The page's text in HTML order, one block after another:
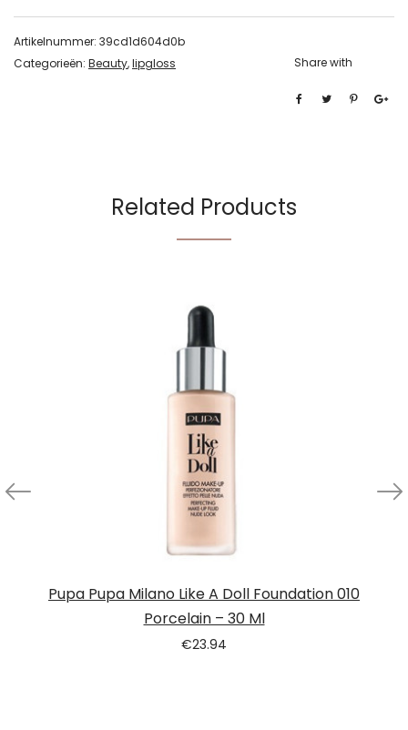
Artikelnummer: 39cd1d604d0b
Categorieën: Beauty,lipgloss Share with
Related Products
Pupa Pupa Milano Like A Doll Foundation 010
Porcelain – 30 Ml
€23.94